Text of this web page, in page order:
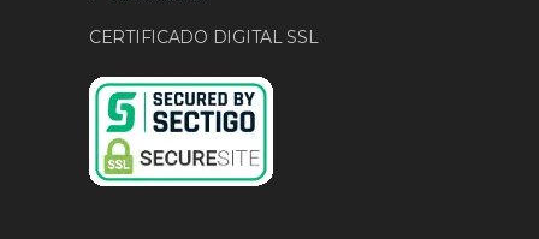
CERTIFICADO DIGITAL SSL